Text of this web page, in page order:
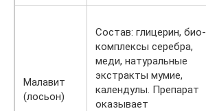
Малавит
(лосьон)
Состав: глицерин, био-
комплексы серебра,
меди, натуральные
экстракты мумие,
календулы. Препарат
оказывает